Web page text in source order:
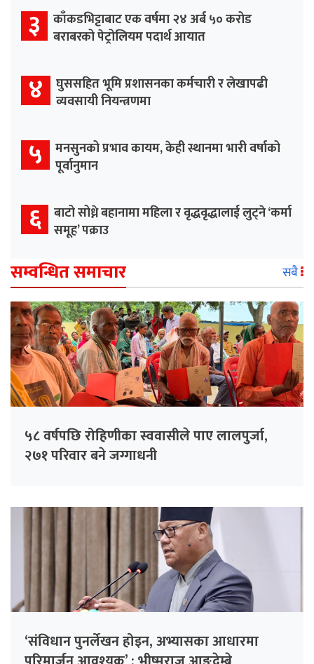
३ काँकडभिट्टाबाट एक वर्षमा २४ अर्ब ५० करोड
बराबरको पेट्रोलियम पदार्थ आयात
४ घुससहित भूमि प्रशासनका कर्मचारी र लेखापढी
व्यवसायी नियन्त्रणमा
५ मनसुनको प्रभाव कायम, केही स्थानमा भारी वर्षाको
पूर्वानुमान
६ बाटो सोध्ने बहानामा महिला र वृद्धवृद्धालाई लुट्ने ‘कर्मा
समूह’ पक्राउ
सम्वन्धित समाचार सबै
५८ वर्षपछि रोहिणीका स्ववासीले पाए लालपुर्जा,
२७१ परिवार बने जग्गाधनी
‘संविधान पुनर्लेखन होइन, अभ्यासका आधारमा